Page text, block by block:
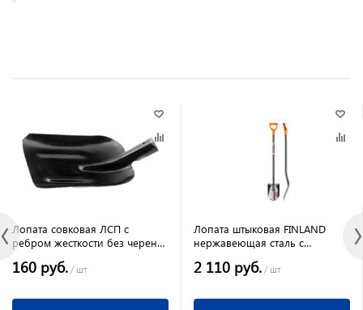
Лопата совковая ЛСП с
ребром жесткости без черенка
160 руб. / шт
Лопата штыковая FINLAND
нержавеющая сталь с
2 110 руб. / шт